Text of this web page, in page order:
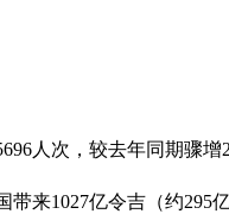
人次，较去年同期骤增
来1027亿令吉（约295